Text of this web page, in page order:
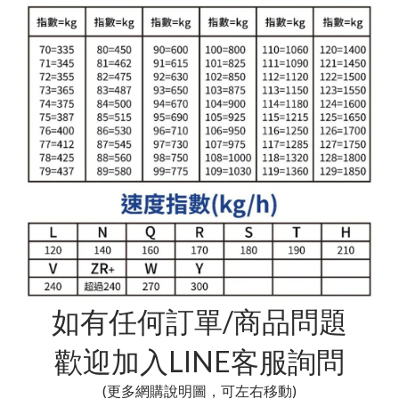
如有任何訂單/商品問題
歡迎加入LINE客服詢問
(更多網購說明圖，可左右移動)